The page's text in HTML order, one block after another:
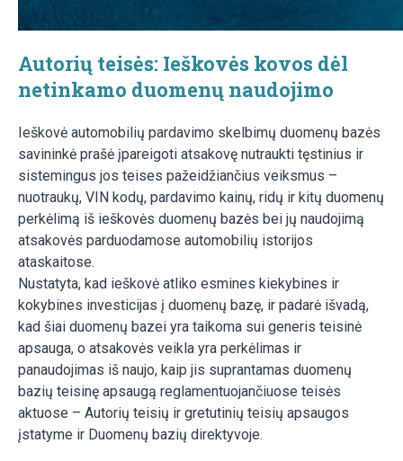
Autorių teisės: Ieškovės kovos dėl
netinkamo duomenų naudojimo
Ieškovė automobilių pardavimo skelbimų duomenų bazės
savininkė prašė įpareigoti atsakovę nutraukti tęstinius ir
sistemingus jos teises pažeidžiančius veiksmus –
nuotraukų, VIN kodų, pardavimo kainų, ridų ir kitų duomenų
perkėlimą iš ieškovės duomenų bazės bei jų naudojimą
atsakovės parduodamose automobilių istorijos
ataskaitose.
Nustatyta, kad ieškovė atliko esmines kiekybines ir
kokybines investicijas į duomenų bazę, ir padarė išvadą,
kad šiai duomenų bazei yra taikoma sui generis teisinė
apsauga, o atsakovės veikla yra perkėlimas ir
panaudojimas iš naujo, kaip jis suprantamas duomenų
bazių teisinę apsaugą reglamentuojančiuose teisės
aktuose – Autorių teisių ir gretutinių teisių apsaugos
įstatyme ir Duomenų bazių direktyvoje.